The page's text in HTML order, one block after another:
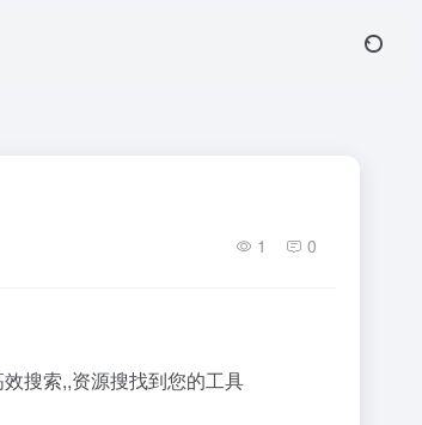
1 0
搜索,,资源搜找到您的工具